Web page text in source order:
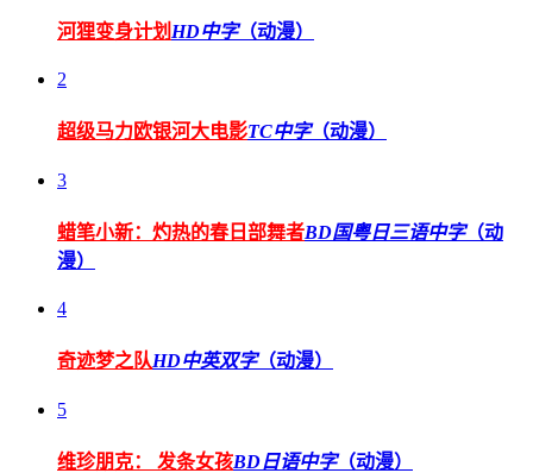
河狸变身计划 HD中字（动漫）
2
超级马力欧银河大电影TC中字（动漫）
3
蜡笔小新：灼热的春日部舞者BD国粤日三语中字（动
漫）
4
奇迹梦之队HD中英双字（动漫）
5
维珍朋克： 发条女孩BD日语中字（动漫）